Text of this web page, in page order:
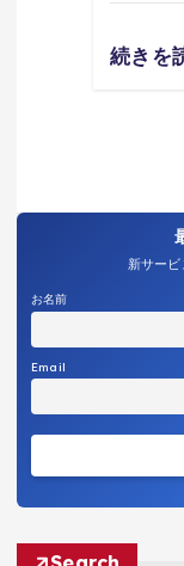
続きを
新サー
お名前
Email